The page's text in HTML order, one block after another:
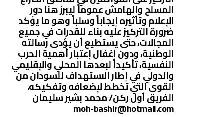
المسلح والهامش عموماً ليبرز هنا دور
الإعلام وتأثيره إيجاباً وسلباً وهو ما يؤكد
ضرورة التركيز عليه بناء للقدرات في جميع
المجالات، حتى يستطيع أن يؤدى رسالته
الوطنية، ودون إغفال إعتبار أهمية الحرب
النفسية، تأكيداً لبعدها المحلي والإقليمي
والدولي في إطار الاستهداف للسودان من
القوى التي تخطط لإضعافه وتفكيكه.
الفريق أول ركن/ محمد بشير سليمان
moh-bashir@hotmail.com